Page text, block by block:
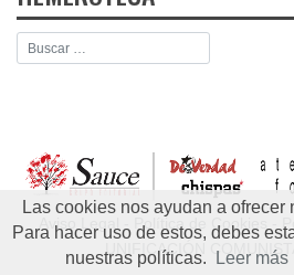
Aviso Legal Política de Cookies
UNIFICACIÓN
Las cookies nos ayudan a ofrecer
Para hacer uso de estos, debes
nuestras políticas.
Leer más